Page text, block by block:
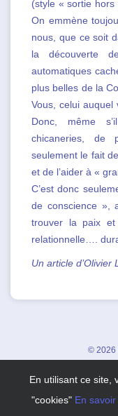
(style « sortie hors
On emmène
nous, que ce soit
la découverte
automatiques
plus belles de la
Vous, celui auquel
Donc, même
chicaneries, de
seulement le fait
et de l’aider à «
C’est donc
de conscience »,
trouver la paix et
relationnelle….
Un article d’Olivier
© 2026
En utilisant ce site,
"cookies" En